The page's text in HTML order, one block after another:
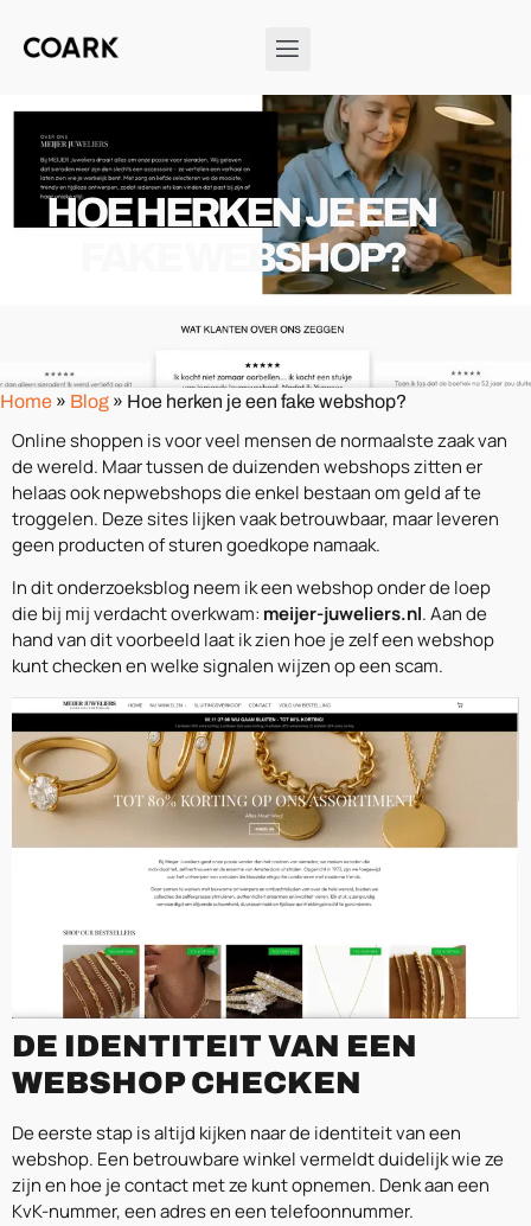
HOE HERKEN JE EEN
FAKE WEBSHOP?
Home » Blog » Hoe herken je een fake webshop?
Online shoppen is voor veel mensen de normaalste zaak van
de wereld. Maar tussen de duizenden webshops zitten er
helaas ook nepwebshops die enkel bestaan om geld af te
troggelen. Deze sites lijken vaak betrouwbaar, maar leveren
geen producten of sturen goedkope namaak.
In dit onderzoeksblog neem ik een webshop onder de loep
die bij mij verdacht overkwam: meijer-juweliers.nl. Aan de
hand van dit voorbeeld laat ik zien hoe je zelf een webshop
kunt checken en welke signalen wijzen op een scam.
DE IDENTITEIT VAN EEN
WEBSHOP CHECKEN
De eerste stap is altijd kijken naar de identiteit van een
webshop. Een betrouwbare winkel vermeldt duidelijk wie ze
zijn en hoe je contact met ze kunt opnemen. Denk aan een
KvK-nummer, een adres en een telefoonnummer.